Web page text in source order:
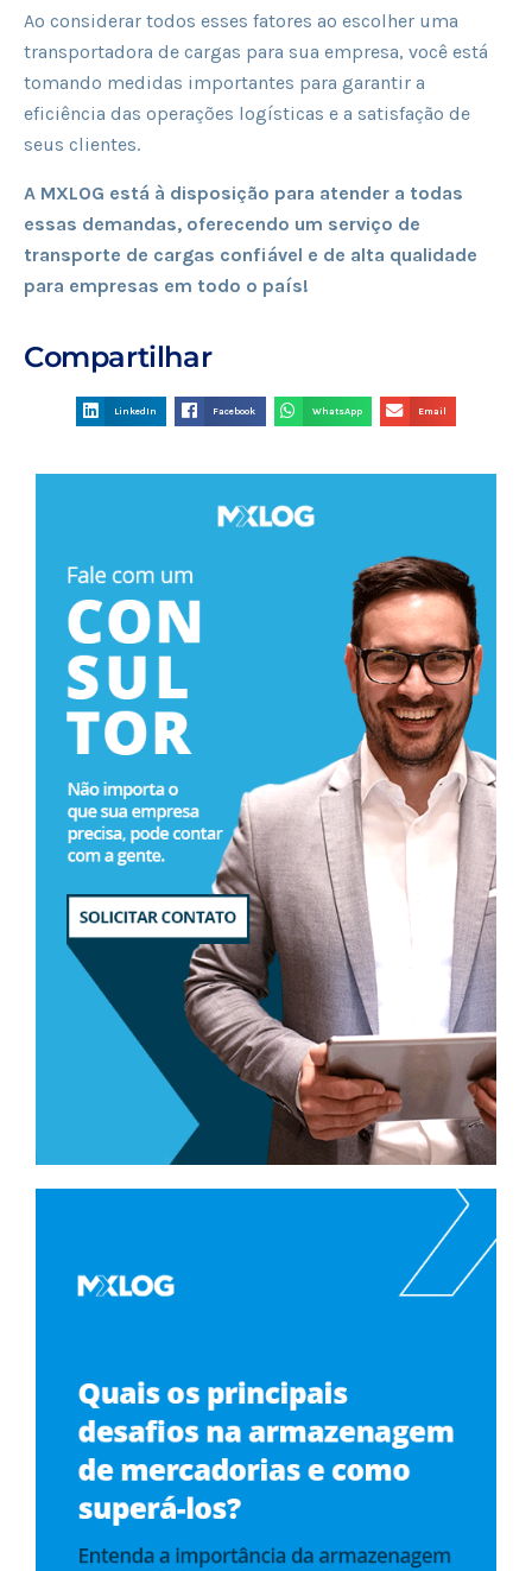
Ao considerar todos esses fatores ao escolher uma
transportadora de cargas para sua empresa, você está
tomando medidas importantes para garantir a
eficiência das operações logísticas e a satisfação de
seus clientes.
A MXLOG está à disposição para atender a todas
essas demandas, oferecendo um serviço de
transporte de cargas confiável e de alta qualidade
para empresas em todo o país!
Compartilhar
LinkedIn Facebook WhatsApp Email